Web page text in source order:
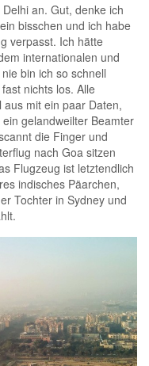
an. Gut, denke ich
bisschen und ich habe
verpasst. Ich hätte
internationalen und
bin ich so schnell
nichts los. Alle
mit ein paar Daten,
gelandweilter Beamter
die Finger und
nach Goa sitzen
Flugzeug ist letztendlich
indisches Päarchen,
Tochter in Sydney und